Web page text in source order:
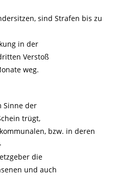
sind Strafen bis zu
in der
Verstoß
weg.
Sinne der
trügt,
bzw. in deren
die
und auch